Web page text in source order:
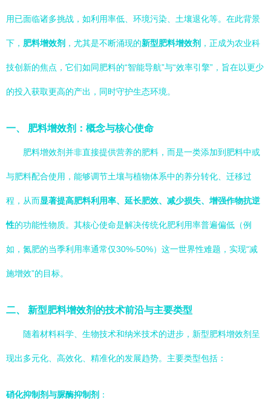
用已面临诸多挑战，如利用率低、环境污染、土壤退化等。在此背景
下， 肥料增效剂 ，尤其是不断涌现的新型肥料增效剂 ，正成为农业科
技创新的焦点，它们如同肥料的“智能导航”与“效率引擎”，旨在以更少
的投入获取更高的产出，同时守护生态环境。
一、 肥料增效剂：概念与核心使命
肥料增效剂并非直接提供营养的肥料，而是一类添加到肥料中或
与肥料配合使用，能够调节土壤与植物体系中的养分转化、迁移过
程，从而显著提高肥料利用率、延长肥效、减少损失、增强作物抗逆
性的功能性物质。其核心使命是解决传统化肥利用率普遍偏低（例
如，氮肥的当季利用率通常仅30%-50%）这一世界性难题，实现“减
施增效”的目标。
二、 新型肥料增效剂的技术前沿与主要类型
随着材料科学、生物技术和纳米技术的进步，新型肥料增效剂呈
现出多元化、高效化、精准化的发展趋势。主要类型包括：
硝化抑制剂与脲酶抑制剂 ：